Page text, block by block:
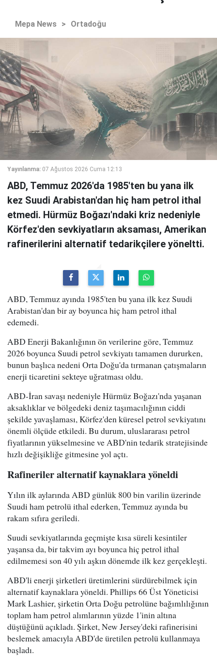
Mepa News > Ortadoğu
Yayınlanma: 07 Ağustos 2026 Cuma 12:13
ABD, Temmuz 2026'da 1985'ten bu yana ilk
kez Suudi Arabistan'dan hiç ham petrol ithal
etmedi. Hürmüz Boğazı'ndaki kriz nedeniyle
Körfez'den sevkiyatların aksaması, Amerikan
rafinerilerini alternatif tedarikçilere yöneltti.
ABD, Temmuz ayında 1985'ten bu yana ilk kez Suudi
Arabistan'dan bir ay boyunca hiç ham petrol ithal
edemedi.
ABD Enerji Bakanlığının ön verilerine göre, Temmuz
2026 boyunca Suudi petrol sevkiyatı tamamen dururken,
bunun başlıca nedeni Orta Doğu'da tırmanan çatışmaların
enerji ticaretini sekteye uğratması oldu.
ABD-İran savaşı nedeniyle Hürmüz Boğazı'nda yaşanan
aksaklıklar ve bölgedeki deniz taşımacılığının ciddi
şekilde yavaşlaması, Körfez'den küresel petrol sevkiyatını
önemli ölçüde etkiledi. Bu durum, uluslararası petrol
fiyatlarının yükselmesine ve ABD'nin tedarik stratejisinde
hızlı değişikliğe gitmesine yol açtı.
Rafineriler alternatif kaynaklara yöneldi
Yılın ilk aylarında ABD günlük 800 bin varilin üzerinde
Suudi ham petrolü ithal ederken, Temmuz ayında bu
rakam sıfıra geriledi.
Suudi sevkiyatlarında geçmişte kısa süreli kesintiler
yaşansa da, bir takvim ayı boyunca hiç petrol ithal
edilmemesi son 40 yılı aşkın dönemde ilk kez gerçekleşti.
ABD'li enerji şirketleri üretimlerini sürdürebilmek için
alternatif kaynaklara yöneldi. Phillips 66 Üst Yöneticisi
Mark Lashier, şirketin Orta Doğu petrolüne bağımlılığının
toplam ham petrol alımlarının yüzde 1'inin altına
düştüğünü açıkladı. Şirket, New Jersey'deki rafinerisini
beslemek amacıyla ABD'de üretilen petrolü kullanmaya
başladı.